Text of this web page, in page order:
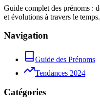
Guide complet des prénoms :
et évolutions à travers le temps.
Navigation
Guide des Prénoms
Tendances 2024
Catégories